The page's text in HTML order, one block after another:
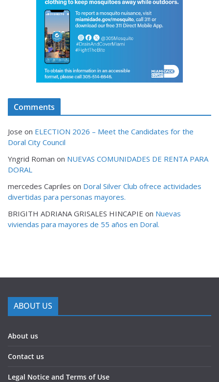
Comments
Jose on ELECTION 2026 – Meet the Candidates for the
Doral City Council
Yngrid Roman on NUEVAS COMUNIDADES DE RENTA PARA
DORAL
mercedes Capriles on Doral Silver Club ofrece actividades
divertidas para personas mayores.
BRIGITH ADRIANA GRISALES HINCAPIE on Nuevas
viviendas para mayores de 55 años en Doral.
ABOUT US
About us
Contact us
Legal Notice and Terms of Use